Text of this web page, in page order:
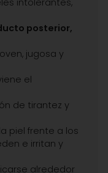
intolerantes,
posterior,
jugosa y
el
de tirantez y
piel frente a los
e irritan y
alrededor